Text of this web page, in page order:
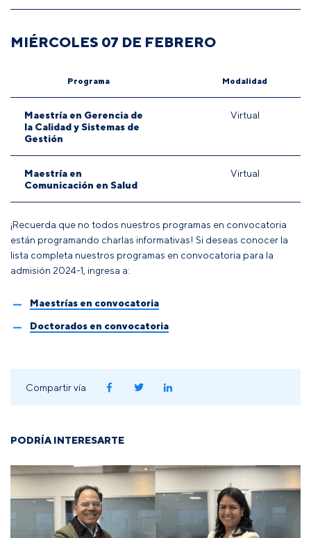
MIÉRCOLES 07 DE FEBRERO
Programa Modalidad
Maestría en Gerencia de
la Calidad y Sistemas de
Gestión
Virtual
Maestría en
Comunicación en Salud
Virtual
¡Recuerda que no todos nuestros programas en convocatoria
están programando charlas informativas! Si deseas conocer la
lista completa nuestros programas en convocatoria para la
admisión 2024-1, ingresa a:
Maestrías en convocatoria
Doctorados en convocatoria
Compartir vía
PODRÍA INTERESARTE